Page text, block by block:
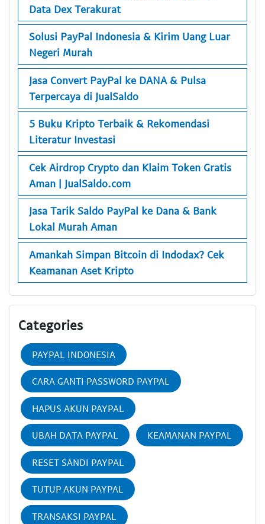
Data Dex Terakurat
Solusi PayPal Indonesia & Kirim Uang Luar
Negeri Murah
Jasa Convert PayPal ke DANA & Pulsa
Terpercaya di JualSaldo
5 Buku Kripto Terbaik & Rekomendasi
Literatur Investasi
Cek Airdrop Crypto dan Klaim Token Gratis
Aman | JualSaldo.com
Jasa Tarik Saldo PayPal ke Dana & Bank
Lokal Murah Aman
Amankah Simpan Bitcoin di Indodax? Cek
Keamanan Aset Kripto
Categories
PAYPAL INDONESIA
CARA GANTI PASSWORD PAYPAL
HAPUS AKUN PAYPAL
UBAH DATA PAYPAL KEAMANAN PAYPAL
RESET SANDI PAYPAL
TUTUP AKUN PAYPAL
TRANSAKSI PAYPAL